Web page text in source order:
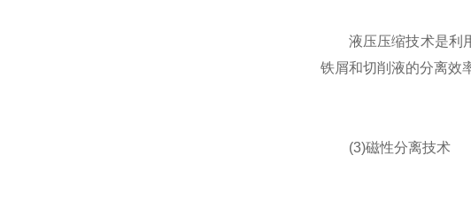
液压压缩技术是利用
铁屑和切削液的分离效
(3)磁性分离技术